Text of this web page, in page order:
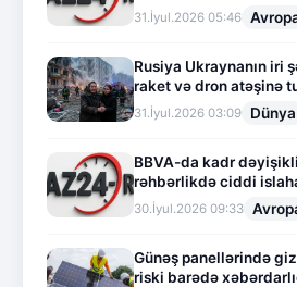
31.İyul.2026 05:46
Rusiya Ukraynanın iri
raket və dron atəşinə
31.İyul.2026 03:09 Dünya
BBVA-da kadr
rəhbərlikdə ciddi
30.İyul.2026 09:33
Günəş panellərində
riski barədə